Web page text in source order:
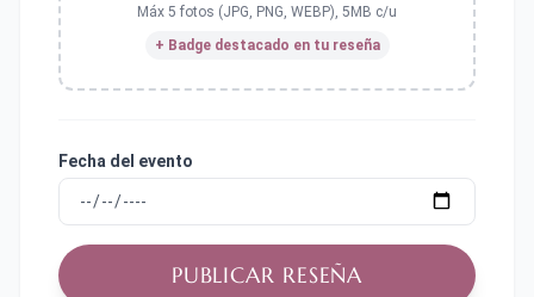
Máx 5 fotos (JPG, PNG, WEBP), 5MB c/u
+ Badge destacado en tu reseña
Fecha del evento
PUBLICAR RESEÑA